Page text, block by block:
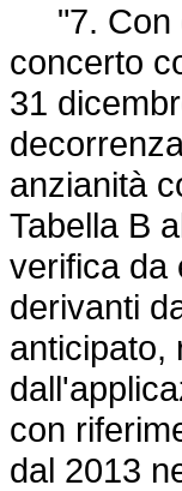
"7. Con
concerto
31
anzianità
Tabella B
verifica da
derivanti
anticipato,
con
dal 2013